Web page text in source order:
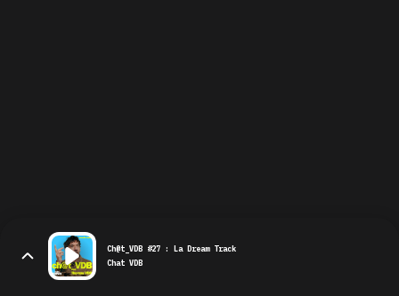
Ch@t_VDB #27 : La Dream Track
Chat VDB